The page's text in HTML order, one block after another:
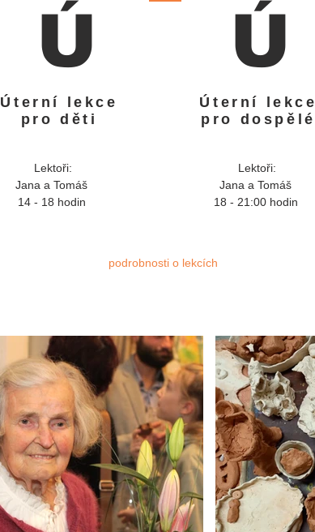
Ú
Úterní lekce
pro děti
Lektoři:
Jana a Tomáš
14 - 18 hodin
Ú
Úterní lekce
pro dospělé
Lektoři:
Jana a Tomáš
18 - 21:00 hodin
podrobnosti o lekcích